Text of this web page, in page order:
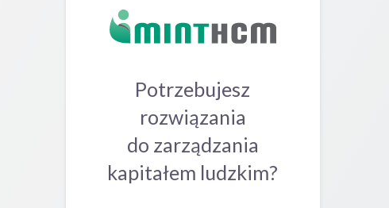
Potrzebujesz
rozwiązania
do zarządzania
kapitałem ludzkim?